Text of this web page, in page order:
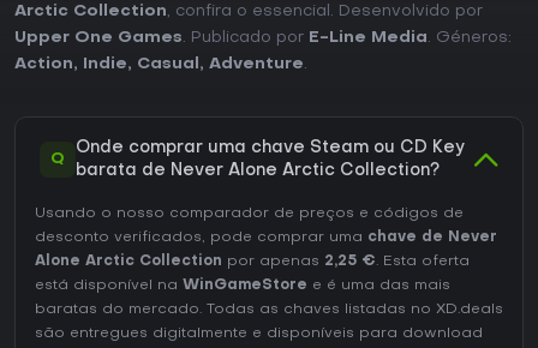
Arctic Collection, confira o essencial. Desenvolvido por
Upper One Games. Publicado por E-Line Media. Géneros:
Action, Indie, Casual , Adventure.
Q
Onde comprar uma chave Steam ou CD Key
barata de Never Alone Arctic Collection?
Usando o nosso comparador de preços e códigos de
desconto verificados, pode comprar uma chave de Never
Alone Arctic Collection por apenas 2,25 €. Esta oferta
está disponível na WinGameStore e é uma das mais
baratas do mercado. Todas as chaves listadas no XD.deals
são entregues digitalmente e disponíveis para download